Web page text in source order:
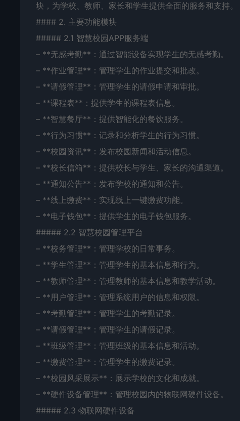
块，为学校、教师、家长和学生提供全面的服务和支持。
#### 2. 主要功能模块
##### 2.1 智慧校园APP服务端
– **无感考勤**：通过智能设备实现学生的无感考勤。
– **作业管理**：管理学生的作业提交和批改。
– **请假管理**：管理学生的请假申请和审批。
– **课程表**：提供学生的课程表信息。
– **智慧餐厅**：提供智能化的餐饮服务。
– **行为习惯**：记录和分析学生的行为习惯。
– **校园资讯**：发布校园新闻和活动信息。
– **校长信箱**：提供校长与学生、家长的沟通渠道。
– **通知公告**：发布学校的通知和公告。
– **线上缴费**：实现线上一键缴费功能。
– **电子钱包**：提供学生的电子钱包服务。
##### 2.2 智慧校园管理平台
– **校务管理**：管理学校的日常事务。
– **学生管理**：管理学生的基本信息和行为。
– **教师管理**：管理教师的基本信息和教学活动。
– **用户管理**：管理系统用户的信息和权限。
– **考勤管理**：管理学生的考勤记录。
– **请假管理**：管理学生的请假记录。
– **班级管理**：管理班级的基本信息和活动。
– **缴费管理**：管理学生的缴费记录。
– **校园风采展示**：展示学校的文化和成就。
– **硬件设备管理**：管理校园内的物联网硬件设备。
##### 2.3 物联网硬件设备